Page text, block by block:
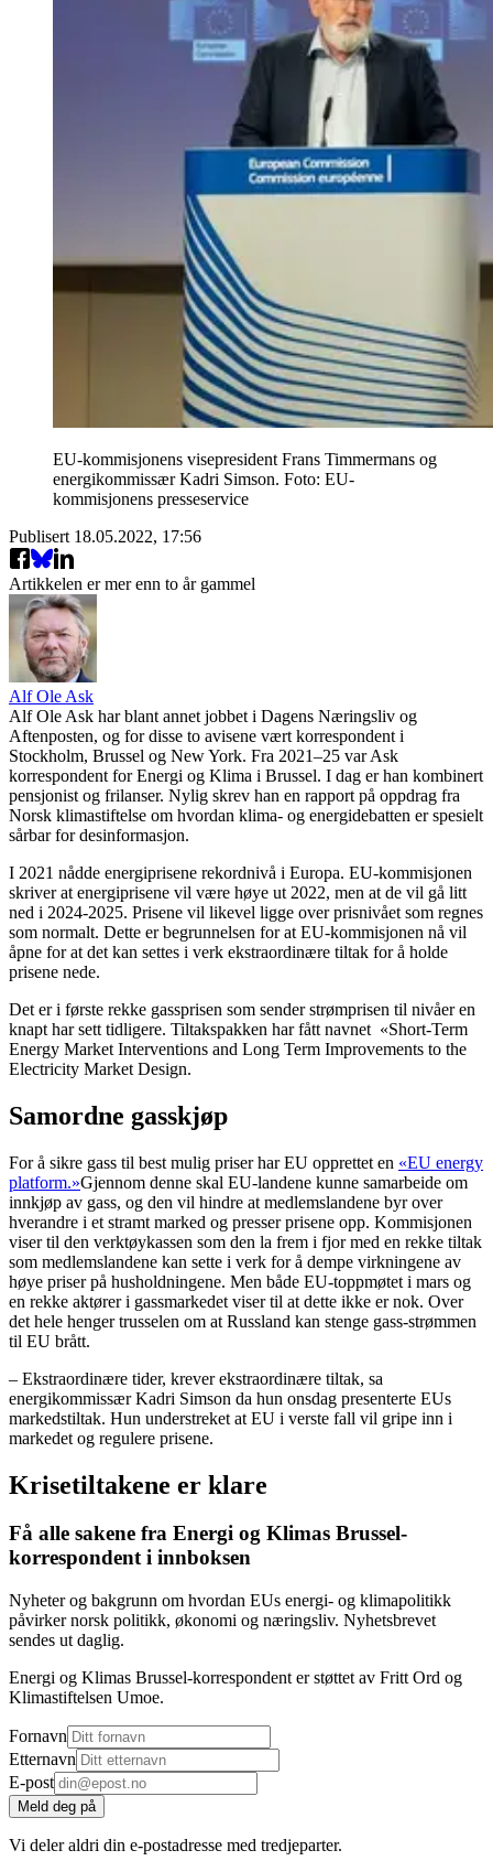
EU-kommisjonens visepresident Frans Timmermans og
energikommissær Kadri Simson. Foto: EU-
kommisjonens presseservice
Publisert 18.05.2022, 17:56
Artikkelen er mer enn to år gammel
Alf Ole Ask
Alf Ole Ask har blant annet jobbet i Dagens Næringsliv og
Aftenposten, og for disse to avisene vært korrespondent i
Stockholm, Brussel og New York. Fra 2021–25 var Ask
korrespondent for Energi og Klima i Brussel. I dag er han kombinert
pensjonist og frilanser. Nylig skrev han en rapport på oppdrag fra
Norsk klimastiftelse om hvordan klima- og energidebatten er spesielt
sårbar for desinformasjon.
I 2021 nådde energiprisene rekordnivå i Europa. EU-kommisjonen
skriver at energiprisene vil være høye ut 2022, men at de vil gå litt
ned i 2024-2025. Prisene vil likevel ligge over prisnivået som regnes
som normalt. Dette er begrunnelsen for at EU-kommisjonen nå vil
åpne for at det kan settes i verk ekstraordinære tiltak for å holde
prisene nede.
Det er i første rekke gassprisen som sender strømprisen til nivåer en
knapt har sett tidligere. Tiltakspakken har fått navnet «Short-Term
Energy Market Interventions and Long Term Improvements to the
Electricity Market Design.
Samordne gasskjøp
For å sikre gass til best mulig priser har EU opprettet en «EU energy
platform.»Gjennom denne skal EU-landene kunne samarbeide om
innkjøp av gass, og den vil hindre at medlemslandene byr over
hverandre i et stramt marked og presser prisene opp. Kommisjonen
viser til den verktøykassen som den la frem i fjor med en rekke tiltak
som medlemslandene kan sette i verk for å dempe virkningene av
høye priser på husholdningene. Men både EU-toppmøtet i mars og
en rekke aktører i gassmarkedet viser til at dette ikke er nok. Over
det hele henger trusselen om at Russland kan stenge gass-strømmen
til EU brått.
– Ekstraordinære tider, krever ekstraordinære tiltak, sa
energikommissær Kadri Simson da hun onsdag presenterte EUs
markedstiltak. Hun understreket at EU i verste fall vil gripe inn i
markedet og regulere prisene.
Krisetiltakene er klare
Få alle sakene fra Energi og Klimas Brussel-
korrespondent i innboksen
Nyheter og bakgrunn om hvordan EUs energi- og klimapolitikk
påvirker norsk politikk, økonomi og næringsliv. Nyhetsbrevet
sendes ut daglig.
Energi og Klimas Brussel-korrespondent er støttet av Fritt Ord og
Klimastiftelsen Umoe.
Fornavn
Etternavn
E-post
Meld deg på
Vi deler aldri din e-postadresse med tredjeparter.